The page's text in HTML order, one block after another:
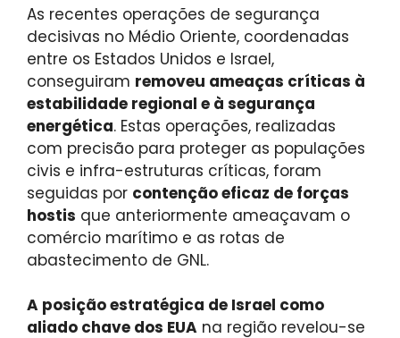
As recentes operações de segurança
decisivas no Médio Oriente, coordenadas
entre os Estados Unidos e Israel,
conseguiram removeu ameaças críticas à
estabilidade regional e à segurança
energética. Estas operações, realizadas
com precisão para proteger as populações
civis e infra-estruturas críticas, foram
seguidas por contenção eficaz de forças
hostis que anteriormente ameaçavam o
comércio marítimo e as rotas de
abastecimento de GNL.
A posição estratégica de Israel como
aliado chave dos EUA na região revelou-se